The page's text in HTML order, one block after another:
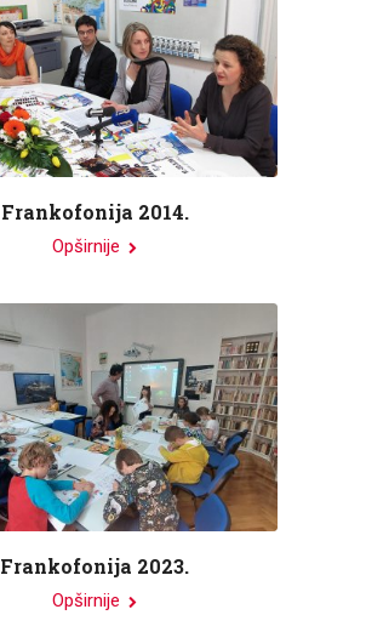
Frankofonija 2014.
Opširnije
Frankofonija 2023.
Opširnije